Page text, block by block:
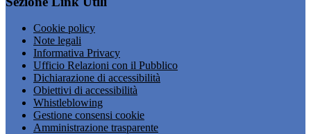
Cookie policy
Note legali
Informativa Privacy
Ufficio Relazioni con il Pubblico
Dichiarazione di accessibilità
Obiettivi di accessibilità
Whistleblowing
Gestione consensi cookie
Amministrazione trasparente